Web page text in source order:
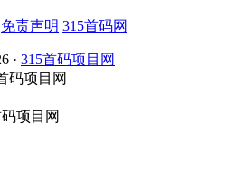
免责声明 315首码网
· 315首码项目网